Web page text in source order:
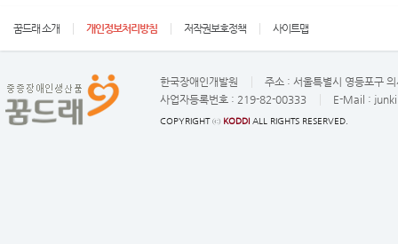
꿈드래 소개 개인정보처리방침 저작권보호정책 사이트맵
한국장애인개발원 주소 : 서울특별시 영등포구
사업자등록번호 : 219-82-00333 E-Mail :
COPYRIGHT ⓒ KODDI ALL RIGHTS RESERVED.